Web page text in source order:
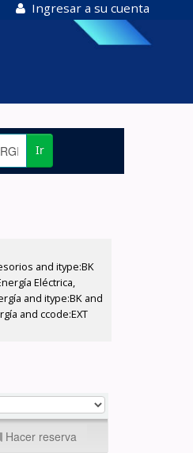
Ingresar a su cuenta
Ir
and itype:BK
Eléctrica,
and itype:BK and
and ccode:EXT
Hacer reserva